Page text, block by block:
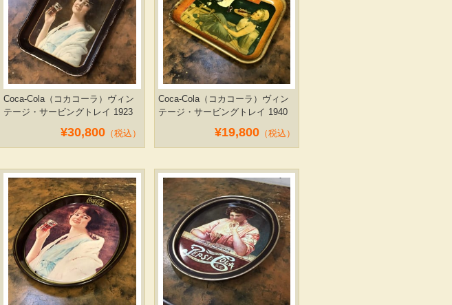
Coca-Cola（コカコーラ）ヴィン
テージ・サービングトレイ 1923
¥30,800（税込）
Coca-Cola（コカコーラ）ヴィン
テージ・サービングトレイ 1940
¥19,800 （税込）